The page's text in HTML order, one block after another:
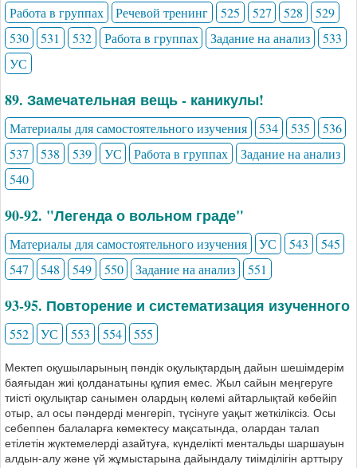
Работа в группах
Речевой тренинг 525 527 528
529
530
531 532 Работа в группах Задание на анализ
533
УС
89. Замечательная вещь - каникулы!
Материалы для самостоятельного изучения 534 535
536
537
538 539 УС Работа в группах
Задание на анализ
540
90-92. "Легенда о вольном граде"
Материалы для самостоятельного изучения УС 543
545
547
548 549 550 Задание на анализ 551
93-95. Повторение и систематизация изученного
552 УС 553 554 555
Мектеп оқушыларының пәндік оқулықтардың дайын шешімдерім
баяғыдан жиі қолданатыны құпия емес. Жыл сайын меңгеруге
тиісті оқулықтар санымен олардың көлемі айтарлықтай көбейіп
отыр, ал осы пәндерді менгеріп, түсінуге уақыт жеткіліксіз. Осы
себеппен балаларға көмектесу мақсатында, олардан талап
етілетін жүктемелерді азайтуға, күнделікті ментальды шаршауын
алдын-алу және үй жұмыстарына дайындалу тиімділігін арттыру